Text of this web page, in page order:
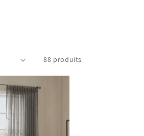
88 produits